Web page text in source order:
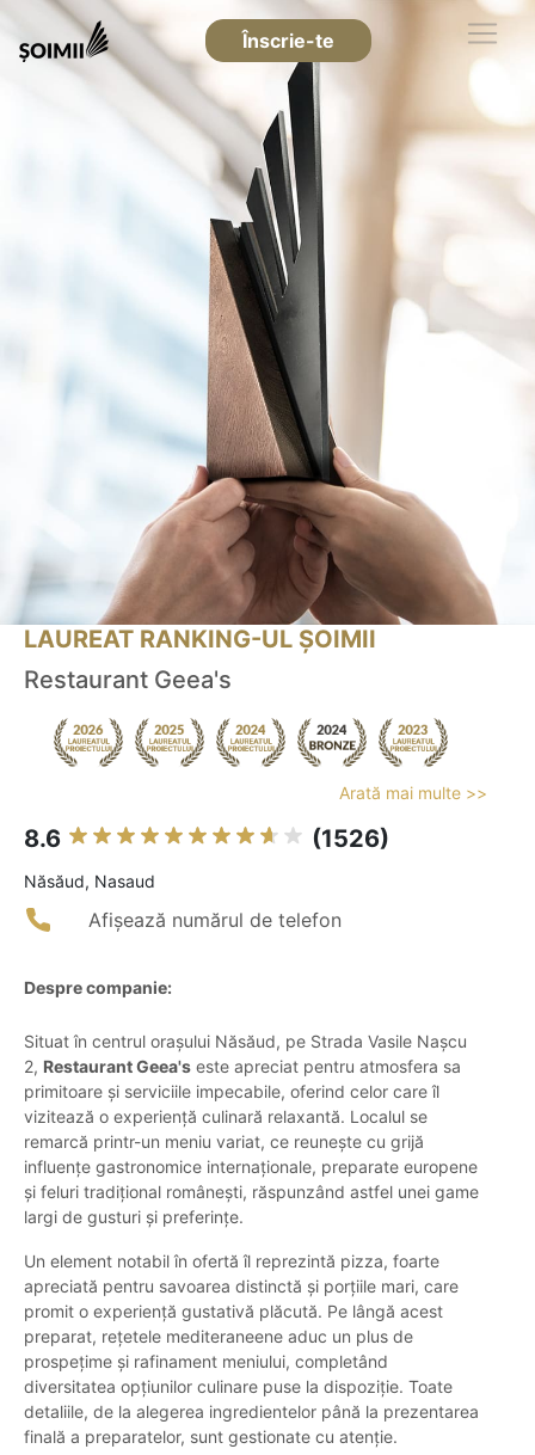
Înscrie-te
LAUREAT RANKING-UL ȘOIMII
Restaurant Geea's
Arată mai multe >>
8.6 (1526)
Năsăud, Nasaud
Afișează numărul de telefon
Despre companie:
Situat în centrul orașului Năsăud, pe Strada Vasile Nașcu
2, Restaurant Geea's este apreciat pentru atmosfera sa
primitoare și serviciile impecabile, oferind celor care îl
vizitează o experiență culinară relaxantă. Localul se
remarcă printr-un meniu variat, ce reunește cu grijă
influențe gastronomice internaționale, preparate europene
și feluri tradițional românești, răspunzând astfel unei game
largi de gusturi și preferințe.
Un element notabil în ofertă îl reprezintă pizza, foarte
apreciată pentru savoarea distinctă și porțiile mari, care
promit o experiență gustativă plăcută. Pe lângă acest
preparat, rețetele mediteraneene aduc un plus de
prospețime și rafinament meniului, completând
diversitatea opțiunilor culinare puse la dispoziție. Toate
detaliile, de la alegerea ingredientelor până la prezentarea
finală a preparatelor, sunt gestionate cu atenție.